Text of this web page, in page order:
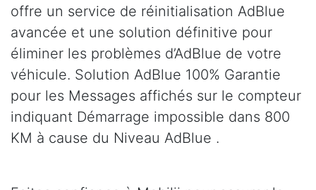
offre un service de réinitialisation AdBlue
avancée et une solution définitive pour
éliminer les problèmes d’AdBlue de votre
véhicule. Solution AdBlue 100% Garantie
pour les Messages affichés sur le compteur
indiquant Démarrage impossible dans 800
KM à cause du Niveau AdBlue .